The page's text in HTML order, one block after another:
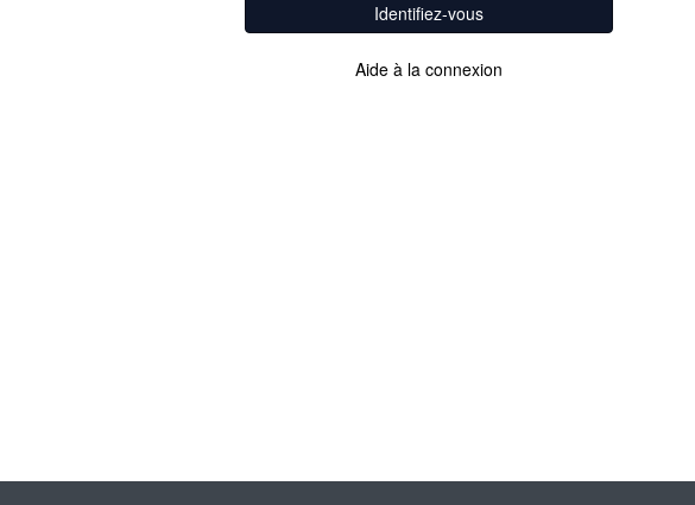
Identifiez-vous
Aide à la connexion